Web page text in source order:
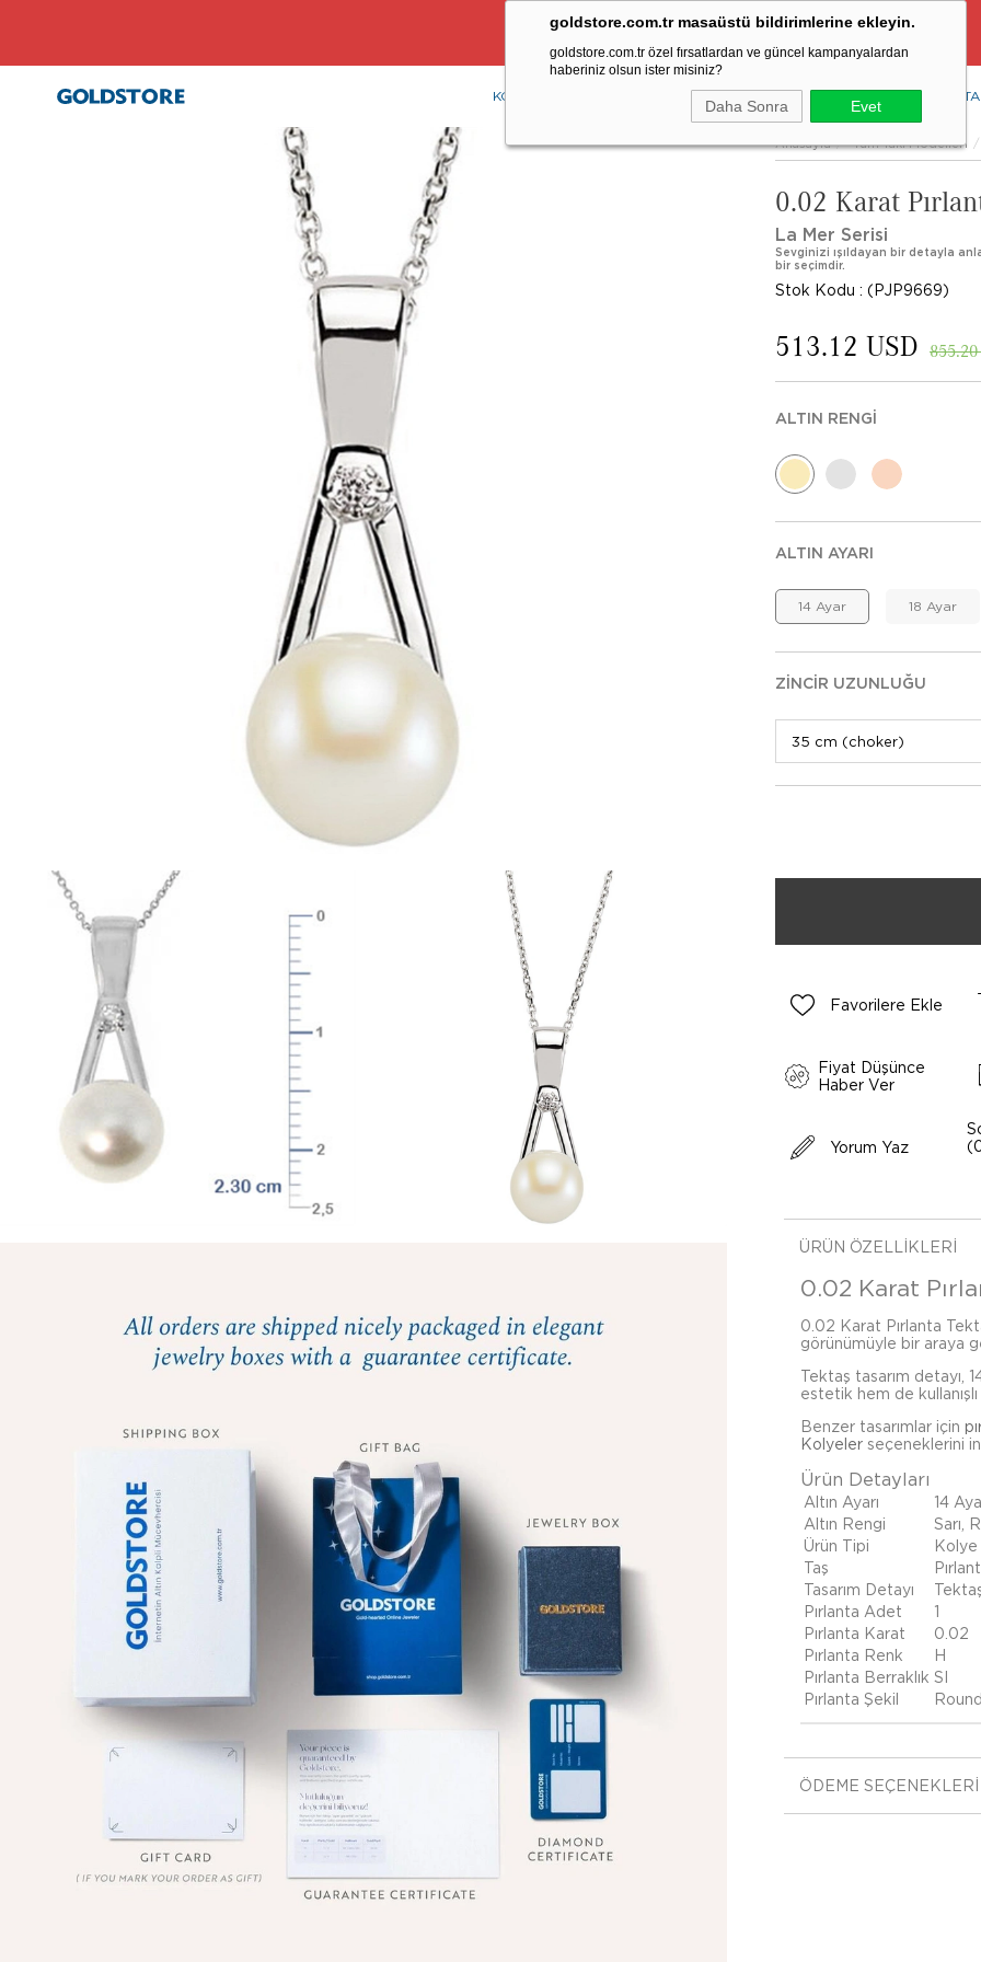
goldstore.com.tr masaüstü bildirimlerine ekleyin.
goldstore.com.tr özel fırsatlardan ve güncel kampanyalardan
haberiniz olsun ister misiniz?
Daha Sonra Evet
Ücretsiz Aynı Gün Kargo Fırsatı
KOLYE BİLEKLİK RENKLİ TAŞLAR PIRLANTA
Anasayfa Tüm Takı Modelleri
0.02 Karat
La Mer Serisi
Sevginizi ışıldayan bir detayla
bir seçimdir.
Stok Kodu (PJP9669)
855.20
513.12 USD
ALTIN RENGI
ALTIN AYARI
14 Ayar 18 Ayar
ZINCIR UZUNLUĞU
Favorilere Ekle
Fiyat Düşünce
Haber Ver
Yorum Yaz
ÜRÜN ÖZELLIKLERI
0.02 Karat
0.02 Karat Pırlanta
görünümüyle bir araya
Tektaş tasarım detayı,
estetik hem de
Benzer tasarımlar için
Kolyeler seçeneklerini
Ürün Detayları
Altın Ayarı
14
Altın Rengi
Sarı,
Ürün Tipi
Kolye
Taş
Tasarım Detayı
Pırlanta Adet
1
Pırlanta Karat
0.02
Pırlanta Renk
H
Pırlanta Berraklık SI
Pırlanta Şekil
Round
ÖDEME SEÇENEKLERI